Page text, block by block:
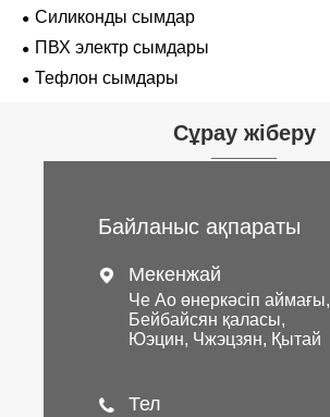
Силиконды сымдар
ПВХ электр сымдары
Тефлон сымдары
Сұрау жіберу
Байланыс ақпараты
 Мекенжай
Че Ао өнеркәсіп аймағы,
Бейбайсян қаласы,
Юэцин, Чжэцзян, Қытай
 Тел